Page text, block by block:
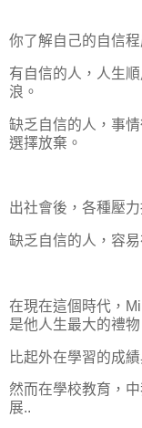
你了解自己的自信
有自信的人，人生
浪。
缺乏自信的人，事
選擇放棄。
出社會後，各種壓
缺乏自信的人，容
在現在這個時代，
是他人生最大的禮物
比起外在學習的成
然而在學校教育，
展..